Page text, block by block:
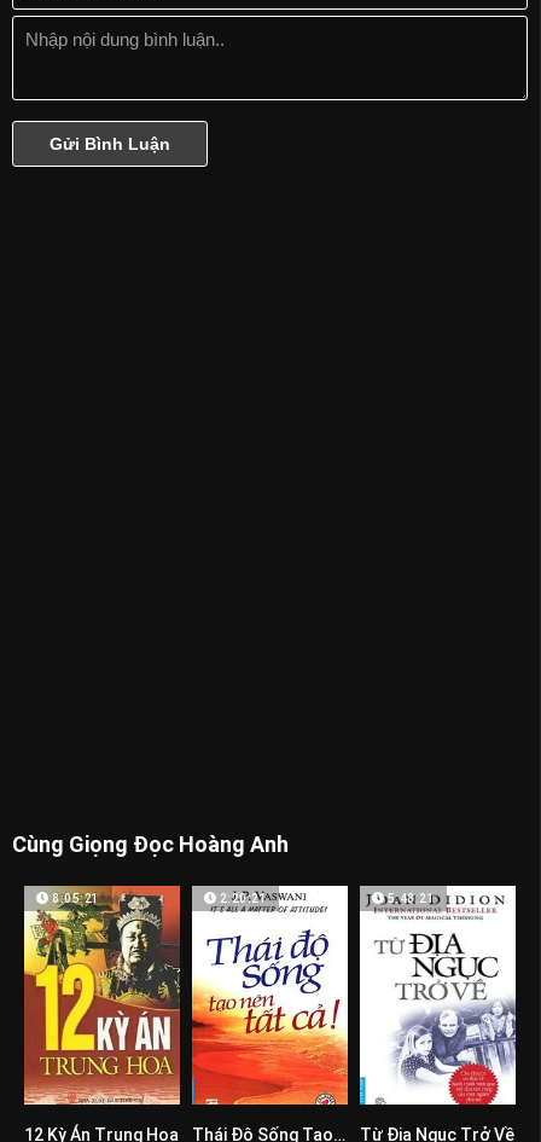
Cùng Giọng Đọc Hoàng Anh
0
8:05:21
12 Kỳ Án Trung Hoa 0
2:20:21
Thái Độ Sống Tạo Nên Tất Cả 0
5:48:21
Từ Địa Ngục Trở Về